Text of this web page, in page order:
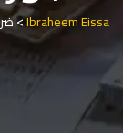
Ibraheem Eissa
>